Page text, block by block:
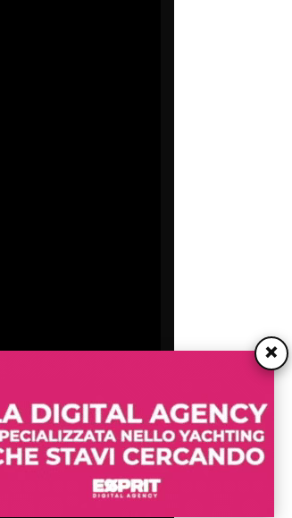
×
06511641000